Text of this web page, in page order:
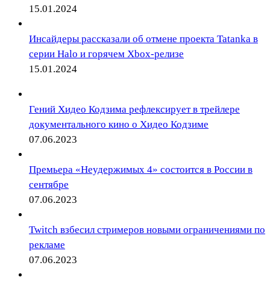
15.01.2024
Инсайдеры рассказали об отмене проекта Tatanka в
серии Halo и горячем Xbox-релизе
15.01.2024
Гений Хидео Кодзима рефлексирует в трейлере
документального кино о Хидео Кодзиме
07.06.2023
Премьера «Неудержимых 4» состоится в России в
сентябре
07.06.2023
Twitch взбесил стримеров новыми ограничениями по
рекламе
07.06.2023